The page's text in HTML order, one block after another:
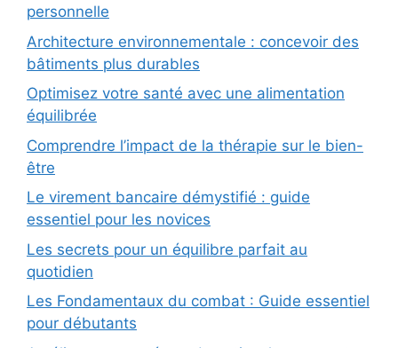
personnelle
Architecture environnementale : concevoir des
bâtiments plus durables
Optimisez votre santé avec une alimentation
équilibrée
Comprendre l’impact de la thérapie sur le bien-
être
Le virement bancaire démystifié : guide
essentiel pour les novices
Les secrets pour un équilibre parfait au
quotidien
Les Fondamentaux du combat : Guide essentiel
pour débutants